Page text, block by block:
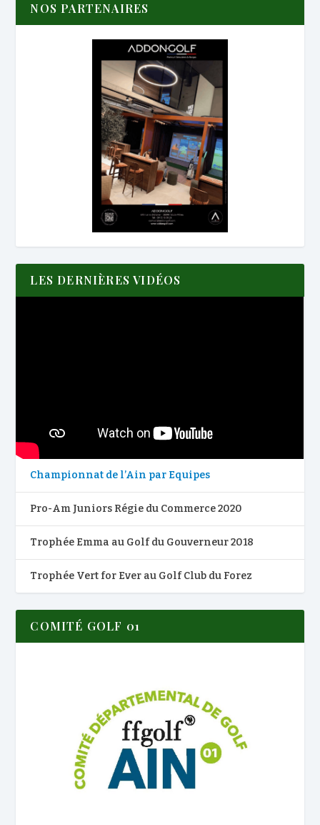
NOS PARTENAIRES
LES DERNIÈRES VIDÉOS
Championnat de l’Ain par Equipes
Pro-Am Juniors Régie du Commerce 2020
Trophée Emma au Golf du Gouverneur 2018
Trophée Vert for Ever au Golf Club du Forez
COMITÉ GOLF 01